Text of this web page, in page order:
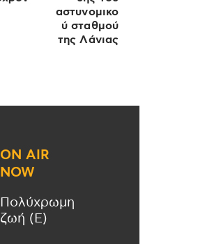
αστυνομικο
ύ σταθμού
της Λάνιας
ON AIR
NOW
Πολύχρωμη
ζωή (Ε)